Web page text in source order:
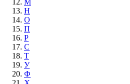
М
Н
О
П
Р
С
Т
У
Ф